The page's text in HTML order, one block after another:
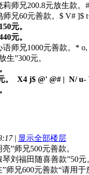
师兄200.8元放生款。
兄60元善款。 $ V# ]$
元。
元。
师兄1000元善款。 *
生”300元。
X4 j$ @' @# | N/ u-
| 显示全部楼层
”师兄500元善款。
刘福田随喜善款”50元
师兄600元善款“请用于